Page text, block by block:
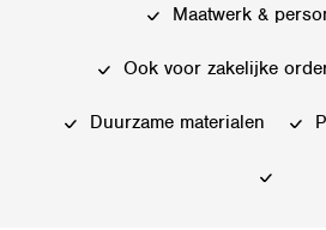
worden
optie
kan
Maatwerk &
Ook voor zakelijke
Duurzame materialen